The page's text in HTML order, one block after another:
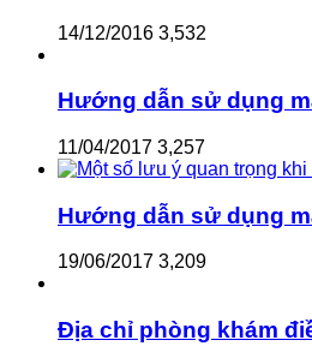
14/12/2016 3,532
Hướng dẫn sử dụng
11/04/2017 3,257
Hướng dẫn sử dụng
19/06/2017 3,209
Địa chỉ phòng khám